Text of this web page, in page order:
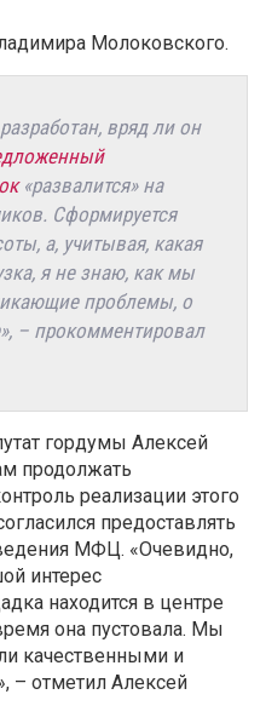
Молоковского.
вряд ли он
«развалится» на
Сформируется
а, учитывая, какая
я не знаю, как мы
проблемы, о
– прокомментировал
гордумы Алексей
продолжать
реализации этого
предоставлять
МФЦ. «Очевидно,
интерес
находится в центре
она пустовала. Мы
качественными и
– отметил Алексей